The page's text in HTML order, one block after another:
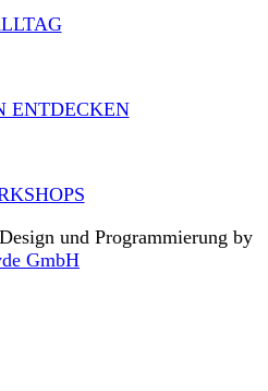
ENTDECKEN
und Programmierung by
GmbH